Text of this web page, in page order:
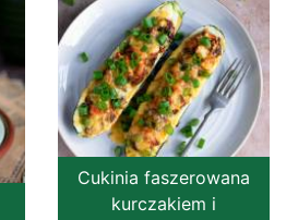
Cukinia faszerowana
kurczakiem i